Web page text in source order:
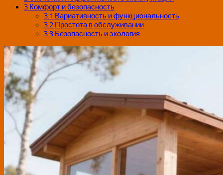
3 Комфорт и безопасность
3.1 Вариативность и функциональность
3.2 Простота в обслуживании
3.3 Безопасность и экология